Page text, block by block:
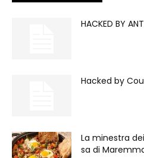
HACKED BY
Hacked by
La minestra
sa di